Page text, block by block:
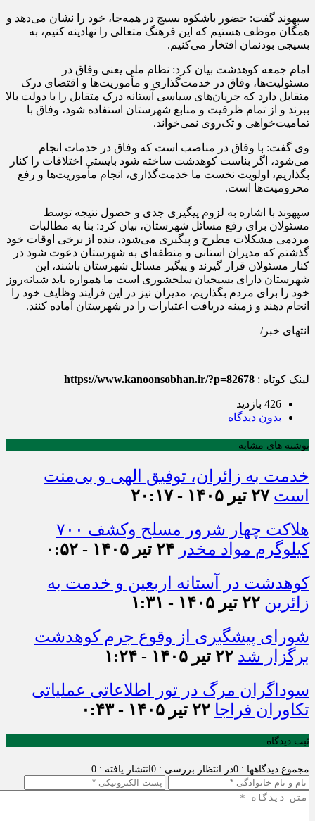
سپهوند گفت: حضور باشکوه بسیج در همه‌جا، خود را نشان می‌دهد و
همگان موظف هستیم که این فرهنگ متعالی را نهادینه کنیم، به
بسیجی بودنمان افتخار می‌کنیم.
امام جمعه کوهدشت بیان کرد: نظام ملی یعنی وفاق در
مسئولیت‌ها، وفاق در خدمت‌گذاری و مأموریت‌ها و اقتضای درک
متقابل دارد که جریان‌های سیاسی آستانه درک متقابل را با دولت بالا
ببرند و از تمام ظرفیت و منابع شهرستان استفاده شود، وفاق با
تمامیت‌خواهی و تک‌روی نمی‌خواند.
وی گفت: با وفاق در مناصب است که وفاق در خدمات انجام
می‌شود، اگر بناست کوهدشت ساخته شود بایستی اختلافات را کنار
بگذاریم، اولویت نخست ما خدمت‌گذاری، انجام مأموریت‌ها و رفع
محرومیت‌ها است.
سپهوند با اشاره به لزوم پیگیری جدی و حصول نتیجه توسط
مسئولان برای رفع مسائل شهرستان، بیان کرد: بنا به مطالبات
مردمی مشکلات مطرح و پیگیری می‌شود، بنده از برخی اوقات خود
گذشتم که مدیران استانی و منطقه‌ای به شهرستان دعوت شود در
کنار مسئولان قرار گیرند و پیگیر مسائل شهرستان باشند، این
شهرستان دارای بسیجیان سلحشوری است ما همواره باید شبانه‌روز
خود را برای مردم بگذاریم، مدیران نیز در این فرایند وظایف خود را
انجام دهند و زمینه دریافت اعتبارات را در شهرستان آماده کنند.
انتهای خبر/
لینک کوتاه : https://www.kanoonsobhan.ir/?p=82678
426 بازدید
بدون دیدگاه
نوشته های مشابه
خدمت به زائران، توفیق الهی و بی‌منت
است ۲۷ تیر ۱۴۰۵ - ۲۰:۱۷
هلاکت چهار شرور مسلح وکشف ۷۰۰
کیلوگرم مواد مخدر ۲۴ تیر ۱۴۰۵ - ۰:۵۲
کوهدشت در آستانه اربعین و خدمت‌ به
زائرین ۲۲ تیر ۱۴۰۵ - ۱:۳۱
شورای پیشگیری از وقوع جرم کوهدشت
برگزار شد ۲۲ تیر ۱۴۰۵ - ۱:۲۴
سوداگران مرگ در تور اطلاعاتی عملیاتی
تکاوران فراجا ۲۲ تیر ۱۴۰۵ - ۰:۴۳
ثبت دیدگاه
مجموع دیدگاهها : 0 در انتظار بررسی : 0 انتشار یافته : 0